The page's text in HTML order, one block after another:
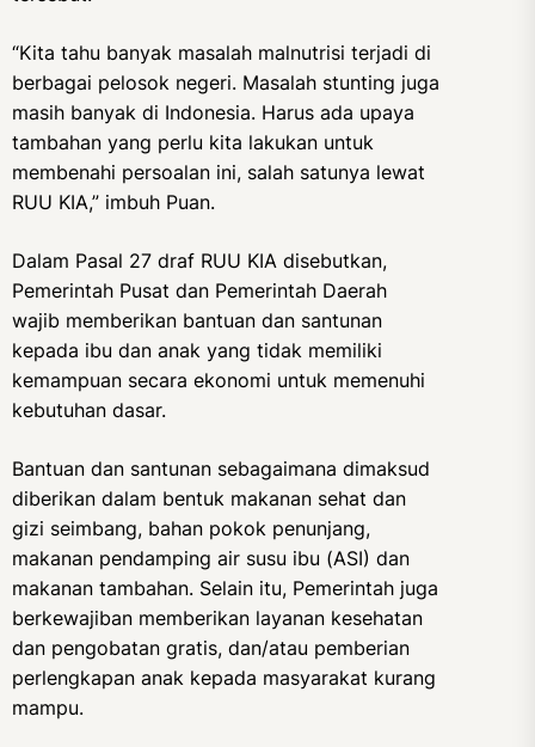
“Kita tahu banyak masalah malnutrisi terjadi di
berbagai pelosok negeri. Masalah stunting juga
masih banyak di Indonesia. Harus ada upaya
tambahan yang perlu kita lakukan untuk
membenahi persoalan ini, salah satunya lewat
RUU KIA,” imbuh Puan.
Dalam Pasal 27 draf RUU KIA disebutkan,
Pemerintah Pusat dan Pemerintah Daerah
wajib memberikan bantuan dan santunan
kepada ibu dan anak yang tidak memiliki
kemampuan secara ekonomi untuk memenuhi
kebutuhan dasar.
Bantuan dan santunan sebagaimana dimaksud
diberikan dalam bentuk makanan sehat dan
gizi seimbang, bahan pokok penunjang,
makanan pendamping air susu ibu (ASI) dan
makanan tambahan. Selain itu, Pemerintah juga
berkewajiban memberikan layanan kesehatan
dan pengobatan gratis, dan/atau pemberian
perlengkapan anak kepada masyarakat kurang
mampu.